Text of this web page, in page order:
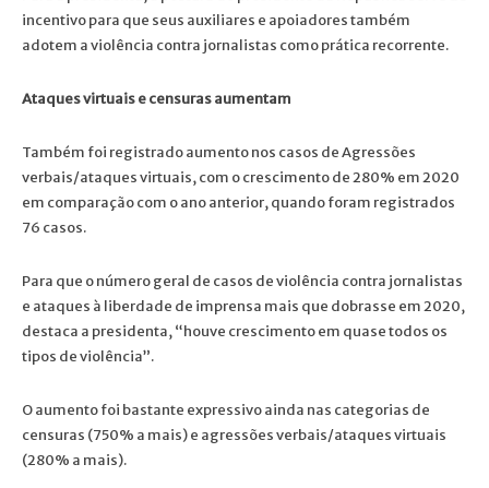
incentivo para que seus auxiliares e apoiadores também
adotem a violência contra jornalistas como prática recorrente.
Ataques virtuais e censuras aumentam
Também foi registrado aumento nos casos de Agressões
verbais/ataques virtuais, com o crescimento de 280% em 2020
em comparação com o ano anterior, quando foram registrados
76 casos.
Para que o número geral de casos de violência contra jornalistas
e ataques à liberdade de imprensa mais que dobrasse em 2020,
destaca a presidenta, “houve crescimento em quase todos os
tipos de violência”.
O aumento foi bastante expressivo ainda nas categorias de
censuras (750% a mais) e agressões verbais/ataques virtuais
(280% a mais).